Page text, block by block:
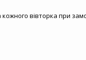
вівторка при